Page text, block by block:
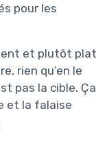
pour les
et plutôt plat
rien qu’en le
pas la cible. Ça
et la falaise